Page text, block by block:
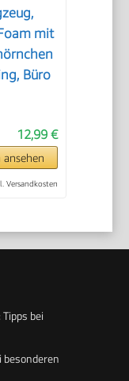
mit
Büro
12,99 €
ansehen
Versandkosten
bei
besonderen